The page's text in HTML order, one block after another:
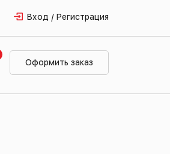
Вход / Регистрация
Оформить заказ